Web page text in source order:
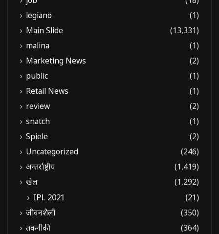
legiano
(1)
Main Slide
(13,331)
malina
(1)
Marketing News
(2)
public
(1)
Retail News
(1)
review
(2)
snatch
(1)
Spiele
(2)
Uncategorized
(246)
अन्तर्राष्ट्रीय
(1,419)
खेल
(1,292)
IPL 2021 (21)
जीवनशैली
(350)
तकनीकी
(364)